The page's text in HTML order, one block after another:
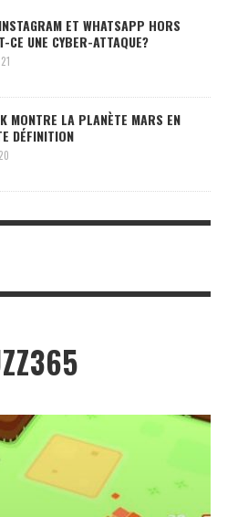
ET WHATSAPP HORS
CE UNE CYBER-ATTAQUE?
MONTRE LA PLANÈTE MARS EN
DÉFINITION